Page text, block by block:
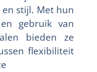
stijl. Met hun
gebruik van
bieden ze
flexibiliteit